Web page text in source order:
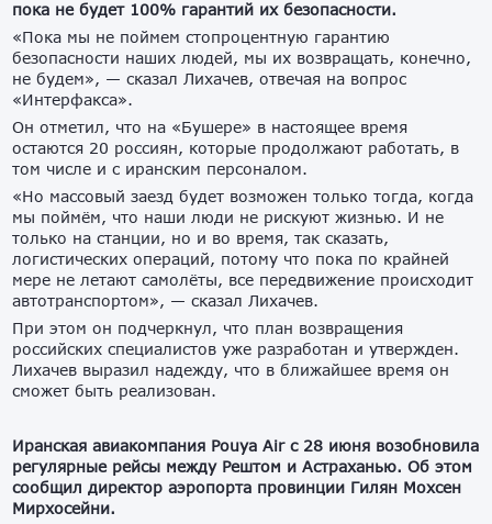
пока не будет 100% гарантий их безопасности.
«Пока мы не поймем стопроцентную гарантию
безопасности наших людей, мы их возвращать, конечно,
не будем», — сказал Лихачев, отвечая на вопрос
«Интерфакса».
Он отметил, что на «Бушере» в настоящее время
остаются 20 россиян, которые продолжают работать, в
том числе и с иранским персоналом.
«Но массовый заезд будет возможен только тогда, когда
мы поймём, что наши люди не рискуют жизнью. И не
только на станции, но и во время, так сказать,
логистических операций, потому что пока по крайней
мере не летают самолёты, все передвижение происходит
автотранспортом», — сказал Лихачев.
При этом он подчеркнул, что план возвращения
российских специалистов уже разработан и утвержден.
Лихачев выразил надежду, что в ближайшее время он
сможет быть реализован.
Иранская авиакомпания Pouya Air с 28 июня возобновила
регулярные рейсы между Рештом и Астраханью. Об этом
сообщил директор аэропорта провинции Гилян Мохсен
Мирхосейни.